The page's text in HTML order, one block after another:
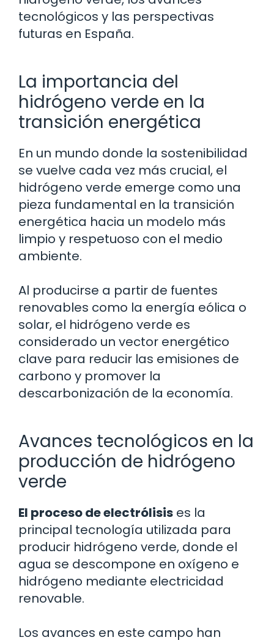
tecnológicos y las perspectivas
futuras en España.
La importancia del
hidrógeno verde en la
transición energética
En un mundo donde la sostenibilidad
se vuelve cada vez más crucial, el
hidrógeno verde emerge como una
pieza fundamental en la transición
energética hacia un modelo más
limpio y respetuoso con el medio
ambiente.
Al producirse a partir de fuentes
renovables como la energía eólica o
solar, el hidrógeno verde es
considerado un vector energético
clave para reducir las emisiones de
carbono y promover la
descarbonización de la economía.
Avances tecnológicos en la
producción de hidrógeno
verde
El proceso de electrólisis es la
principal tecnología utilizada para
producir hidrógeno verde, donde el
agua se descompone en oxígeno e
hidrógeno mediante electricidad
renovable.
Los avances en este campo han